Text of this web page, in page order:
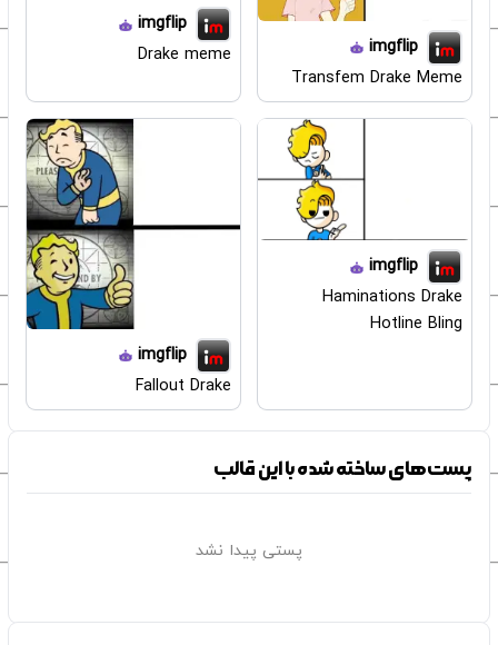
imgflip
Transfem Drake Meme
imgflip
Drake meme
imgflip
Haminations Drake
Hotline Bling
imgflip
Fallout Drake
پست‌های ساخته شده با این قالب
پستی پیدا نشد